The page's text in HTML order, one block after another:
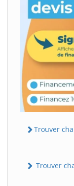
Trouver
Trouver